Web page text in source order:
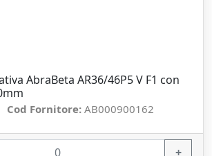
AbraBeta AR36/46P5 V F1 con
Cod Fornitore: AB000900162
+